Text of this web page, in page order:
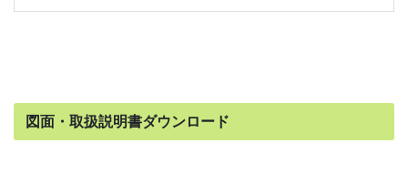
図面・取扱説明書ダウンロード